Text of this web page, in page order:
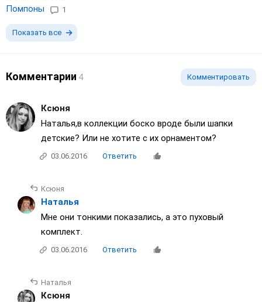
Помпоны 1
Показать все
Комментарии 4 Комментировать
Ксюня
Наталья,в коллекции боско вроде были шапки
детские? Или не хотите с их орнаментом?
03.06.2016 Ответить
Ксюня
Наталья
Мне они тонкими показались, а это пуховый
комплект.
03.06.2016 Ответить
Наталья
Ксюня